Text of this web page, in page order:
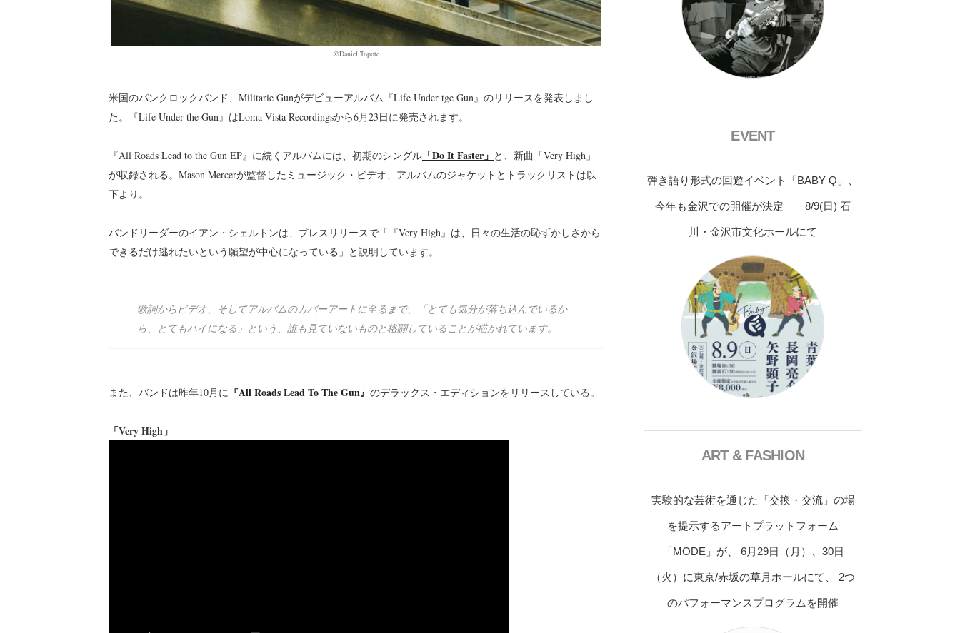
©︎Daniel Topote
米国のパンクロックバンド、Militarie Gunがデビューアルバム『Life Under tge Gun』のリリースを発表しまし
た。『Life Under the Gun』はLoma Vista Recordingsから6月23日に発売されます。
『All Roads Lead to the Gun EP』に続くアルバムには、初期のシングル 「Do It Faster」 と、新曲「Very High」
が収録される。Mason Mercerが監督したミュージック・ビデオ、アルバムのジャケットとトラックリストは以
下より。
バンドリーダーのイアン・シェルトンは、プレスリリースで「『Very High』は、日々の生活の恥ずかしさから
できるだけ逃れたいという願望が中心になっている」と説明しています。
歌詞からビデオ、そしてアルバムのカバーアートに至るまで、「とても気分が落ち込んでいるか
ら、とてもハイになる」という、誰も見ていないものと格闘していることが描かれています。
また、バンドは昨年10月に 『All Roads Lead To The Gun』 のデラックス・エディションをリリースしている。
「Very High」
EVENT
弾き語り形式の回遊イベント「BABY Q」、
今年も金沢での開催が決定 8/9(日) 石
川・金沢市文化ホールにて
ART & FASHION
実験的な芸術を通じた「交換・交流」の場
を提示するアートプラットフォーム
「MODE」が、 6月29日（月）、30日
（火）に東京/赤坂の草月ホールにて、 2つ
のパフォーマンスプログラムを開催